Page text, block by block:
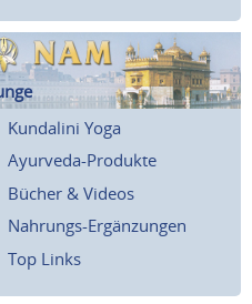
Kundalini Yoga
Ayurveda-Produkte
Bücher & Videos
Nahrungs-Ergänzungen
Top Links